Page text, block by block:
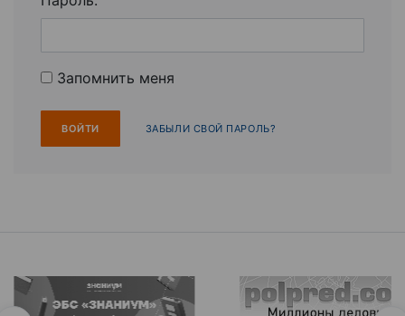
Запомнить меня
ЗАБЫЛИ СВОЙ ПАРОЛЬ?